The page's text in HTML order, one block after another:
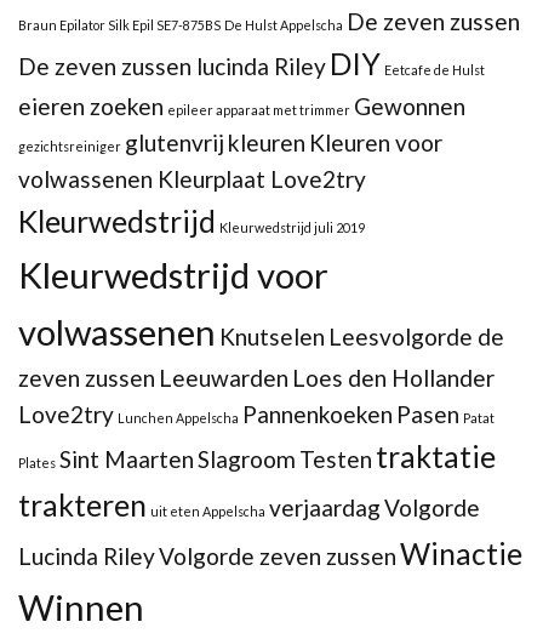
Braun Epilator Silk Epil SE7-875BS De Hulst Appelscha De zeven zussen
De zeven zussen lucinda Riley DIY Eetcafe de Hulst
eieren zoeken epileer apparaat met trimmer Gewonnen
gezichtsreiniger glutenvrij kleuren Kleuren voor
volwassenen Kleurplaat Love2try
Kleurwedstrijd Kleurwedstrijd juli 2019
Kleurwedstrijd voor
volwassenen Knutselen Leesvolgorde de
zeven zussen Leeuwarden Loes den Hollander
Love2try Lunchen Appelscha Pannenkoeken Pasen Patat
Plates Sint MaartenSlagroom Testen traktatie
trakteren uit eten Appelscha verjaardagVolgorde
Lucinda RileyVolgorde zeven zussenWinactie
Winnen